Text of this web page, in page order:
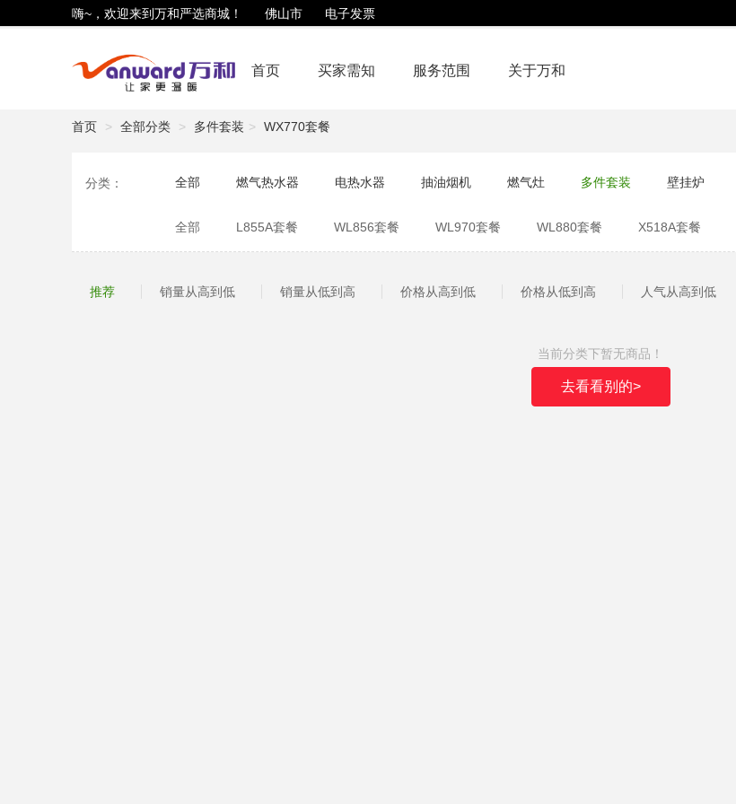
嗨~，欢迎来到万和严选商城！ 佛山市 电子发票
首页 买家需知 服务范围 关于万和
首页 全部分类 多件套装 WX770套餐
分类： 全部 燃气热水器 电热水器 抽油烟机 燃气灶 多件套装 壁挂炉
全部 L855A套餐 WL856套餐 WL970套餐 WL880套餐 X518A套餐
推荐 销量从高到低 销量从低到高 价格从高到低 价格从低到高 人气从高到低
当前分类下暂无商品！
去看看别的>